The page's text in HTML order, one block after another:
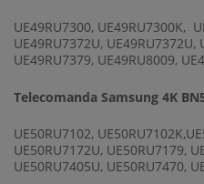
UE49RU7300, UE49RU7300K,
UE49RU7372U, UE49RU7372U,
UE49RU7379, UE49RU8009,
Telecomanda Samsung 4K
UE50RU7102,
UE50RU7172U, UE50RU7179,
UE50RU7405U, UE50RU7470,